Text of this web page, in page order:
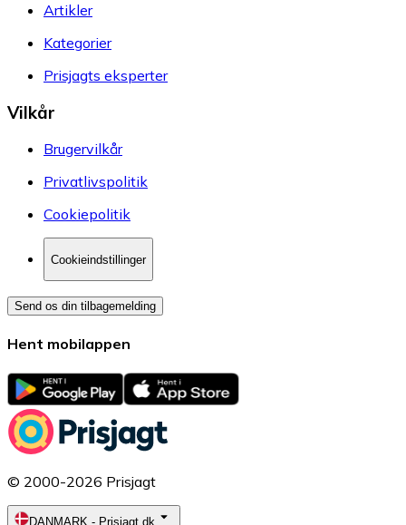
Artikler
Kategorier
Prisjagts eksperter
Vilkår
Brugervilkår
Privatlivspolitik
Cookiepolitik
Cookieindstillinger
Send os din tilbagemelding
Hent mobilappen
© 2000-2026 Prisjagt
DANMARK - Prisjagt.dk